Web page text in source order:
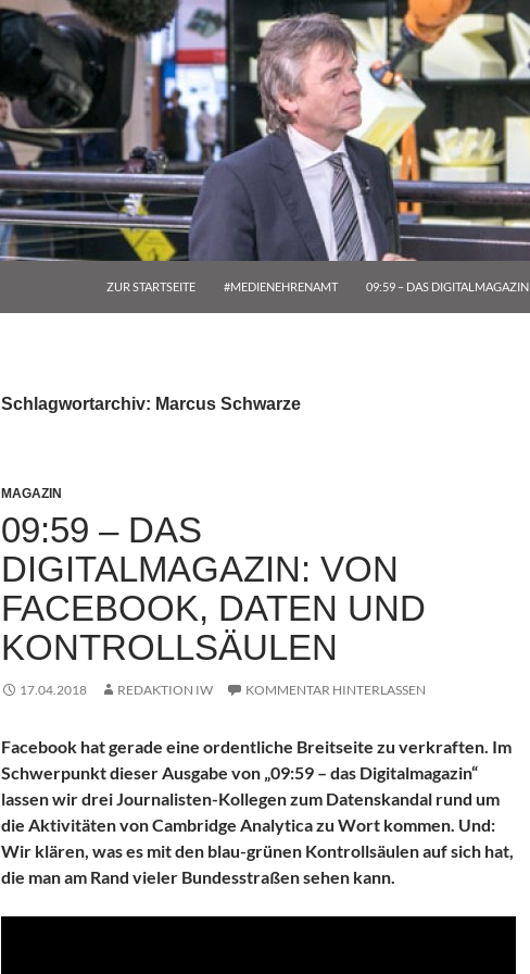
ZUR STARTSEITE #MEDIENEHRENAMT 09:59 – DAS DIGITALMAGAZIN
Schlagwortarchiv: Marcus Schwarze
MAGAZIN
09:59 – DAS
DIGITALMAGAZIN: VON
FACEBOOK, DATEN UND
KONTROLLSÄULEN
17.04.2018 REDAKTION IW KOMMENTAR HINTERLASSEN
Facebook hat gerade eine ordentliche Breitseite zu verkraften. Im
Schwerpunkt dieser Ausgabe von „09:59 – das Digitalmagazin“
lassen wir drei Journalisten-Kollegen zum Datenskandal rund um
die Aktivitäten von Cambridge Analytica zu Wort kommen. Und:
Wir klären, was es mit den blau-grünen Kontrollsäulen auf sich hat,
die man am Rand vieler Bundesstraßen sehen kann.